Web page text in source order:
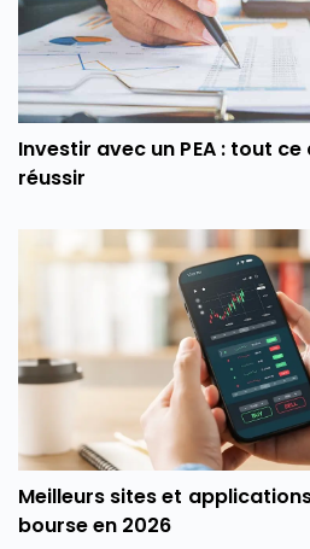
Investir avec un PEA : tout
réussir
Meilleurs sites et
bourse en 2026